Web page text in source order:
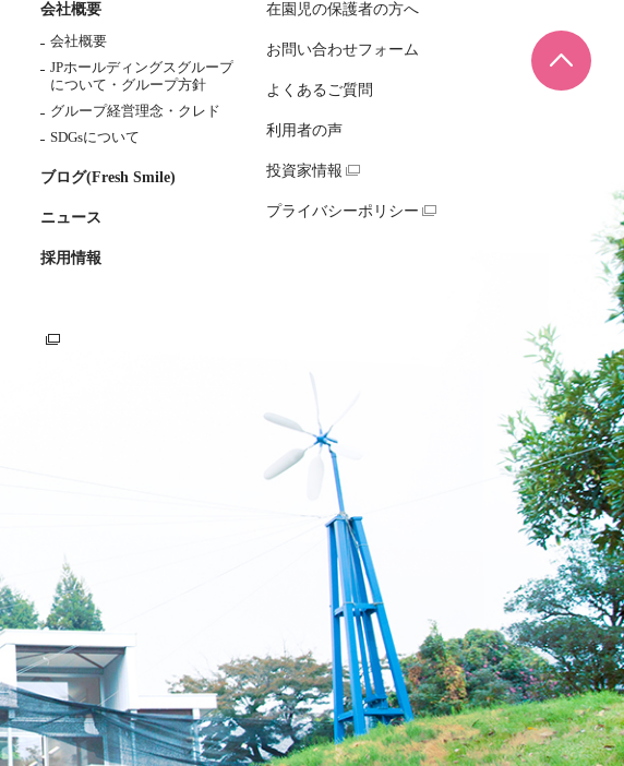
ページ
会社概要
会社概要
JPホールディングスグループ
について・ グループ方針
グループ経営理念・クレド
SDGsについて
ブログ(Fresh Smile)
ニュース
採用情報
在園児の保護者の方へ
お問い合わせフォーム
よくあるご質問
利用者の声
投資家情報
プライバシーポリシー